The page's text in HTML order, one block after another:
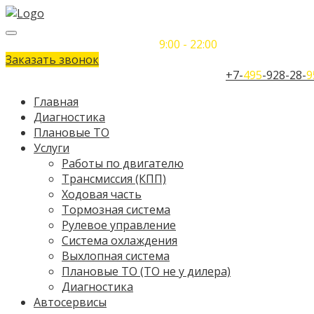
9:00 - 22:00
Заказать звонок
+7-495-928-28-
Главная
Диагностика
Плановые ТО
Услуги
Работы по двигателю
Трансмиссия (КПП)
Ходовая часть
Тормозная система
Рулевое управление
Система охлаждения
Выхлопная система
Плановые ТО (ТО не у дилера)
Диагностика
Автосервисы